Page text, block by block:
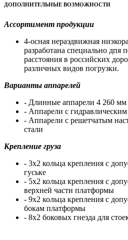
ДОПОЛНИТЕЛЬНЫЕ ВОЗМОЖНОСТИ
Ассортимент продукции
4-осная нераэдвижная
разработана специально дпя
расстояния в российских
различных видов погрузки.
Варианты аппарелей
- Длинные аппарели 4 260 мм
- Аппарели с
- Аппарели с решетчатым
стали
Крепление груза
- 3х2 кольца крепления с
гуське
- 5х2 кольца крепления с
верхней части платформы
- 9х2 кольца крепления с
бокам платформы
- 8х2 боковых гнезда для